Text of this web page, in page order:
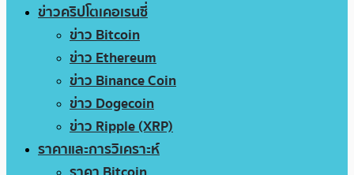
ข่าวคริปโตเคอเรนซี่
ข่าว Bitcoin
ข่าว Ethereum
ข่าว Binance Coin
ข่าว Dogecoin
ข่าว Ripple (XRP)
ราคาและการวิเคราะห์